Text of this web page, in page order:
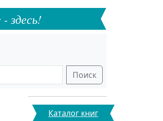
здесь!
Поиск
Каталог книг